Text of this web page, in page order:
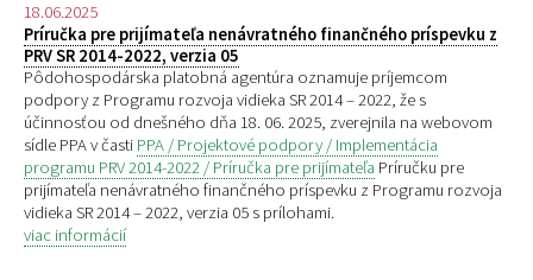
18.06.2025
Príručka pre prijímateľa nenávratného finančného príspevku z
PRV SR 2014-2022, verzia 05
Pôdohospodárska platobná agentúra oznamuje príjemcom
podpory z Programu rozvoja vidieka SR 2014 – 2022, že s
účinnosťou od dnešného dňa 18. 06. 2025, zverejnila na webovom
sídle PPA v časti PPA / Projektové podpory / Implementácia
programu PRV 2014-2022 / Príručka pre prijímateľa Príručku pre
prijímateľa nenávratného finančného príspevku z Programu rozvoja
vidieka SR 2014 – 2022, verzia 05 s prílohami.
viac informácií